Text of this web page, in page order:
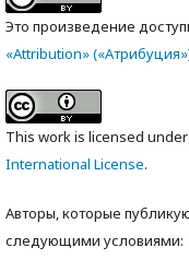
Это произведение
«Attribution»
This work is licensed under
International License.
Авторы, которые
следующими условиями: